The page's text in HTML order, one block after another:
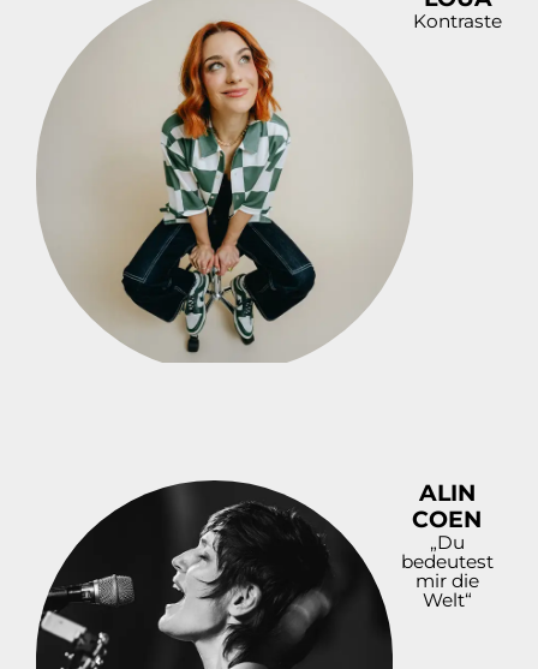
Kontraste
ALIN
COEN
„Du
bedeutest
mir die
Welt“